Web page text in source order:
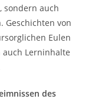
sondern auch
Geschichten von
Eulen
Lerninhalte
des